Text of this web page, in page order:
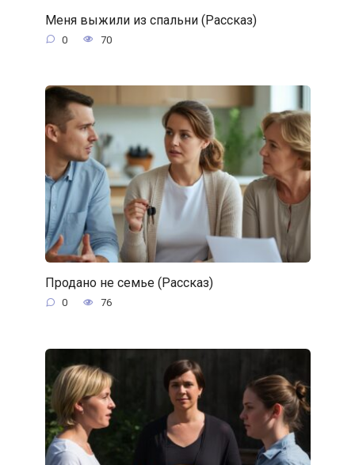
Меня выжили из спальни (Рассказ)
0 70
Продано не семье (Рассказ)
0 76